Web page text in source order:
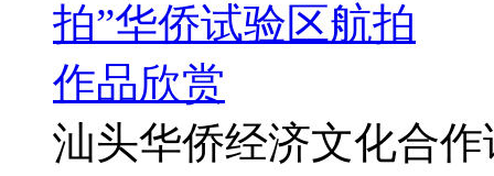
汕头华侨经济文化合